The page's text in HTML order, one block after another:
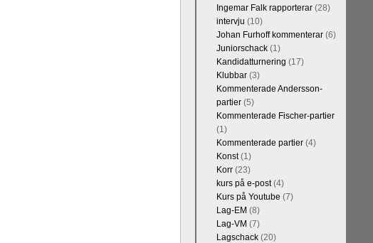
Ingemar Falk rapporterar(28)
intervju (10)
Johan Furhoff kommenterar(6)
Juniorschack(1)
Kandidatturnering (17)
Klubbar(3)
Kommenterade Andersson-
partier(5)
Kommenterade Fischer-partier
(1)
Kommenterade partier(4)
Konst(1)
Korr(23)
kurs på e-post(4)
Kurs på Youtube (7)
Lag-EM (8)
Lag-VM (7)
Lagschack(20)